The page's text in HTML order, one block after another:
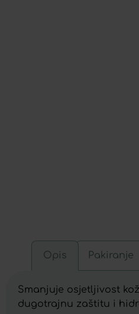
Opis Pakiranje
Smanjuje osjetljivost
dugotrajnu zaštitu i